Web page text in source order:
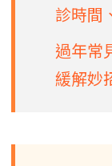
診時間
過年常
緩解妙